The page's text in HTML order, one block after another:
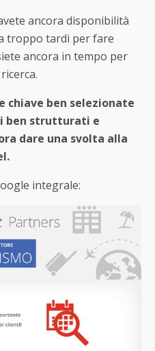
ancora disponibilità
troppo tardi per fare
ancora in tempo per
chiave ben selezionate
ben strutturati e
dare una svolta alla
integrale: